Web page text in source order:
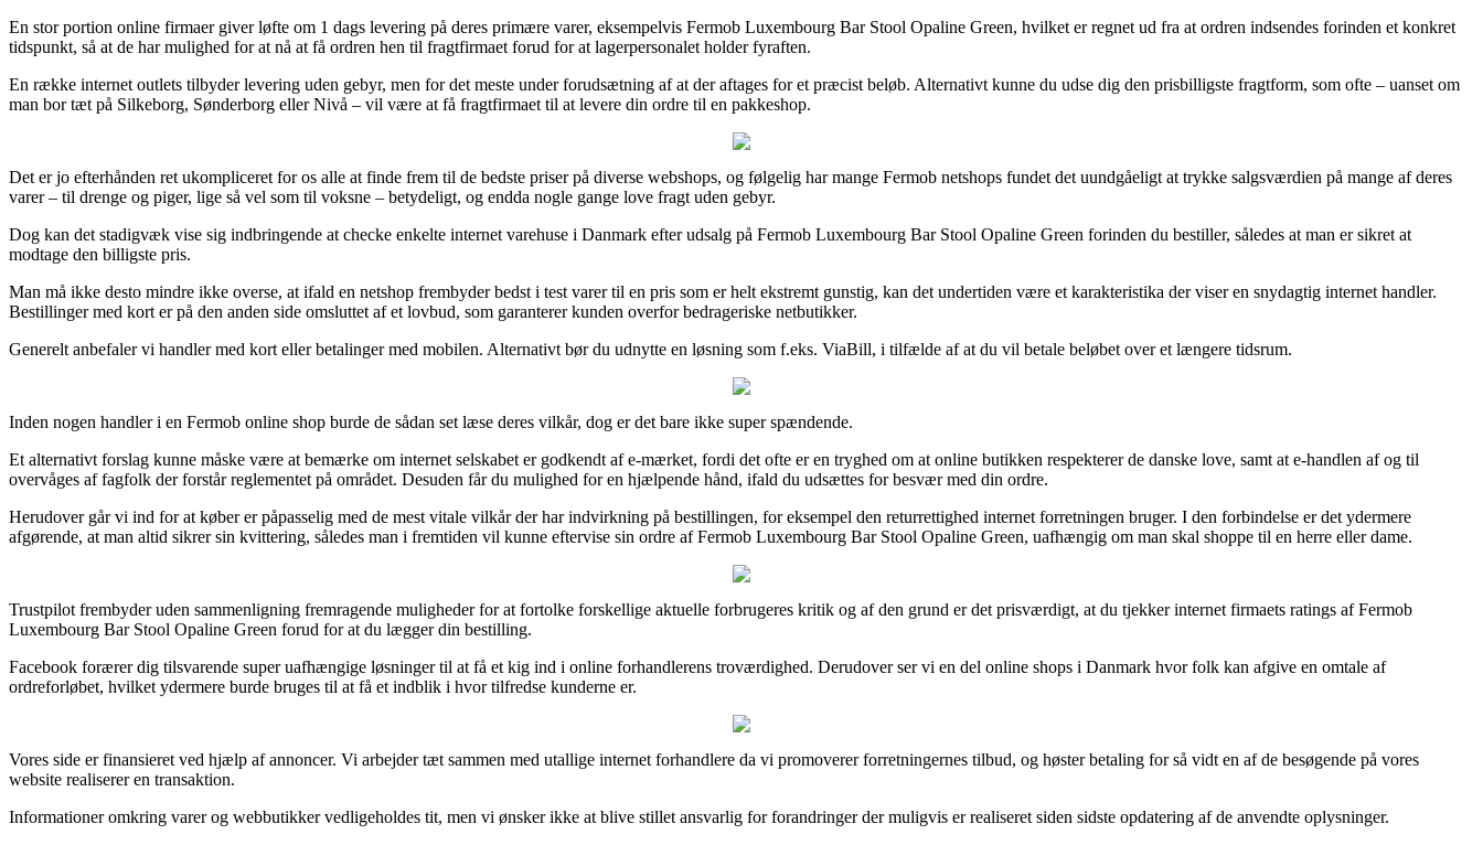
En stor portion online firmaer giver løfte om 1 dags levering på deres primære varer, eksempelvis Fermob Luxembourg Bar Stool Opaline Green, hvilket er regnet ud fra at ordren indsendes forinden et konkret
tidspunkt, så at de har mulighed for at nå at få ordren hen til fragtfirmaet forud for at lagerpersonalet holder fyraften.
En række internet outlets tilbyder levering uden gebyr, men for det meste under forudsætning af at der aftages for et præcist beløb. Alternativt kunne du udse dig den prisbilligste fragtform, som ofte – uanset om
man bor tæt på Silkeborg, Sønderborg eller Nivå – vil være at få fragtfirmaet til at levere din ordre til en pakkeshop.
Det er jo efterhånden ret ukompliceret for os alle at finde frem til de bedste priser på diverse webshops, og følgelig har mange Fermob netshops fundet det uundgåeligt at trykke salgsværdien på mange af deres
varer – til drenge og piger, lige så vel som til voksne – betydeligt, og endda nogle gange love fragt uden gebyr.
Dog kan det stadigvæk vise sig indbringende at checke enkelte internet varehuse i Danmark efter udsalg på Fermob Luxembourg Bar Stool Opaline Green forinden du bestiller, således at man er sikret at
modtage den billigste pris.
Man må ikke desto mindre ikke overse, at ifald en netshop frembyder bedst i test varer til en pris som er helt ekstremt gunstig, kan det undertiden være et karakteristika der viser en snydagtig internet handler.
Bestillinger med kort er på den anden side omsluttet af et lovbud, som garanterer kunden overfor bedrageriske netbutikker.
Generelt anbefaler vi handler med kort eller betalinger med mobilen. Alternativt bør du udnytte en løsning som f.eks. ViaBill, i tilfælde af at du vil betale beløbet over et længere tidsrum.
Inden nogen handler i en Fermob online shop burde de sådan set læse deres vilkår, dog er det bare ikke super spændende.
Et alternativt forslag kunne måske være at bemærke om internet selskabet er godkendt af e-mærket, fordi det ofte er en tryghed om at online butikken respekterer de danske love, samt at e-handlen af og til
overvåges af fagfolk der forstår reglementet på området. Desuden får du mulighed for en hjælpende hånd, ifald du udsættes for besvær med din ordre.
Herudover går vi ind for at køber er påpasselig med de mest vitale vilkår der har indvirkning på bestillingen, for eksempel den returrettighed internet forretningen bruger. I den forbindelse er det ydermere
afgørende, at man altid sikrer sin kvittering, således man i fremtiden vil kunne eftervise sin ordre af Fermob Luxembourg Bar Stool Opaline Green, uafhængig om man skal shoppe til en herre eller dame.
Trustpilot frembyder uden sammenligning fremragende muligheder for at fortolke forskellige aktuelle forbrugeres kritik og af den grund er det prisværdigt, at du tjekker internet firmaets ratings af Fermob
Luxembourg Bar Stool Opaline Green forud for at du lægger din bestilling.
Facebook forærer dig tilsvarende super uafhængige løsninger til at få et kig ind i online forhandlerens troværdighed. Derudover ser vi en del online shops i Danmark hvor folk kan afgive en omtale af
ordreforløbet, hvilket ydermere burde bruges til at få et indblik i hvor tilfredse kunderne er.
Vores side er finansieret ved hjælp af annoncer. Vi arbejder tæt sammen med utallige internet forhandlere da vi promoverer forretningernes tilbud, og høster betaling for så vidt en af de besøgende på vores
website realiserer en transaktion.
Informationer omkring varer og webbutikker vedligeholdes tit, men vi ønsker ikke at blive stillet ansvarlig for forandringer der muligvis er realiseret siden sidste opdatering af de anvendte oplysninger.